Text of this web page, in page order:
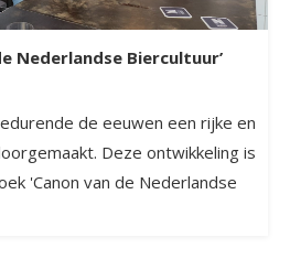
Nederlandse Biercultuur’
de eeuwen een rijke en
Deze ontwikkeling is
'Canon van de Nederlandse